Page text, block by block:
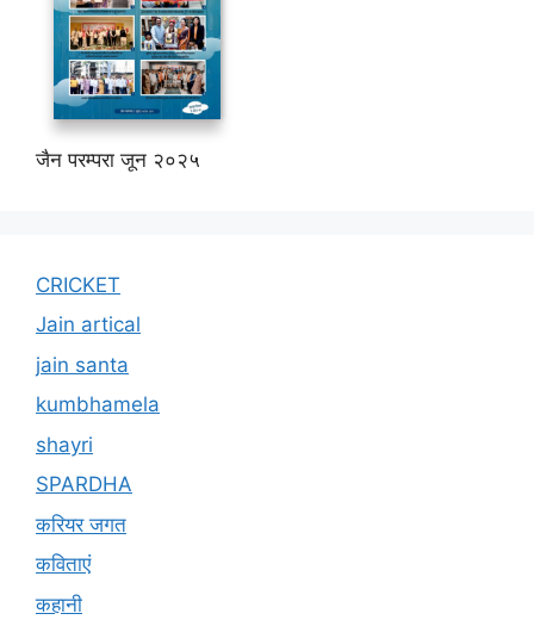
जैन परम्परा जून २०२५
CRICKET
Jain artical
jain santa
kumbhamela
shayri
SPARDHA
करियर जगत
कविताएं
कहानी